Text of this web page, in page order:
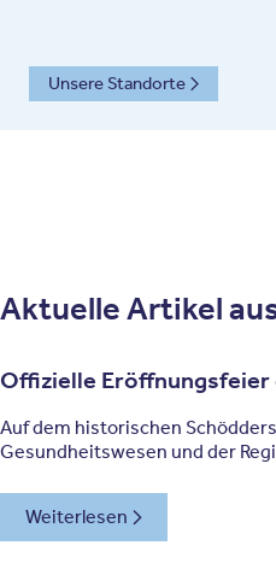
Unsere Standorte
Aktuelle Artikel
Offizielle Eröffnungsfeier
Auf dem historischen
Gesundheitswesen und der
Weiterlesen